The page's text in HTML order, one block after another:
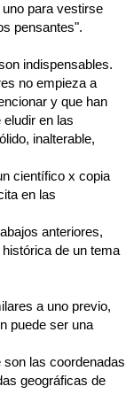
para vestirse
pensantes".
indispensables.
no empieza a
y que han
en las
inalterable,
científico x copia
en las
anteriores,
de un tema
a uno previo,
puede ser una
las coordenadas
geográficas de